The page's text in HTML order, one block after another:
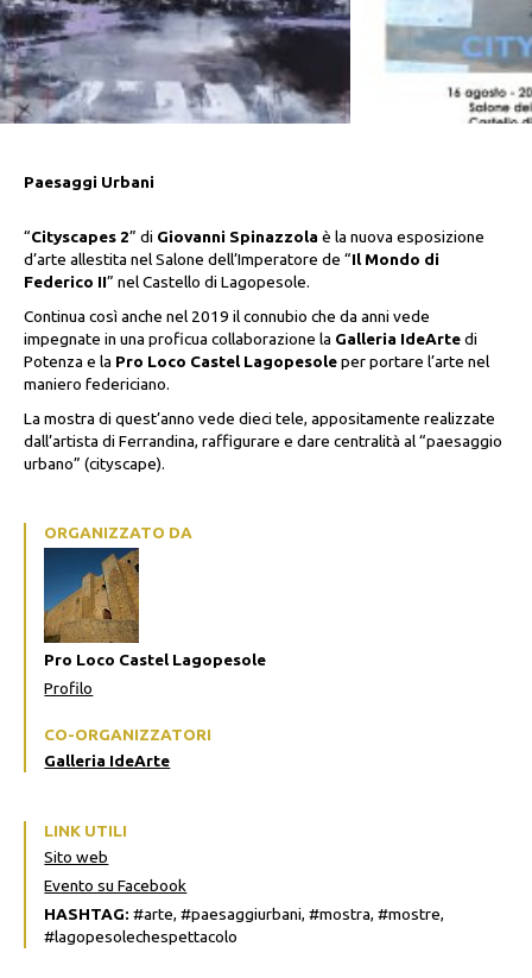
Paesaggi Urbani
“Cityscapes 2” di Giovanni Spinazzola è la nuova esposizione
d’arte allestita nel Salone dell’Imperatore de “Il Mondo di
Federico II” nel Castello di Lagopesole.
Continua così anche nel 2019 il connubio che da anni vede
impegnate in una proficua collaborazione la Galleria IdeArtedi
Potenza e la Pro Loco Castel Lagopesoleper portare l’arte nel
maniero federiciano.
La mostra di quest’anno vede dieci tele, appositamente realizzate
dall’artista di Ferrandina, raffigurare e dare centralità al “paesaggio
urbano” (cityscape).
ORGANIZZATO DA
Pro Loco Castel Lagopesole
Profilo
CO-ORGANIZZATORI
Galleria IdeArte
LINK UTILI
Sito web
Evento su Facebook
HASHTAG: #arte, #paesaggiurbani, #mostra, #mostre,
#lagopesolechespettacolo